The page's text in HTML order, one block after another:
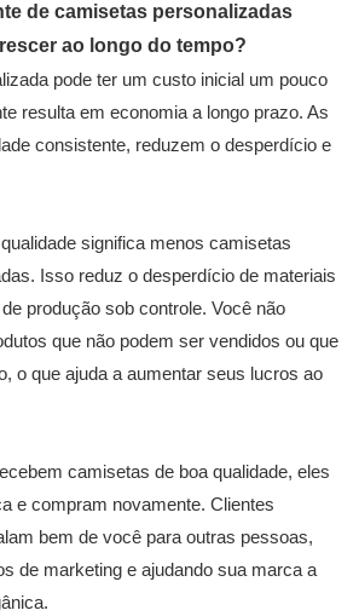
de camisetas personalizadas
ao longo do tempo?
pode ter um custo inicial um pouco
resulta em economia a longo prazo. As
consistente, reduzem o desperdício e
significa menos camisetas
Isso reduz o desperdício de materiais
produção sob controle. Você não
que não podem ser vendidos ou que
o que ajuda a aumentar seus lucros ao
camisetas de boa qualidade, eles
e compram novamente. Clientes
bem de você para outras pessoas,
de marketing e ajudando sua marca a